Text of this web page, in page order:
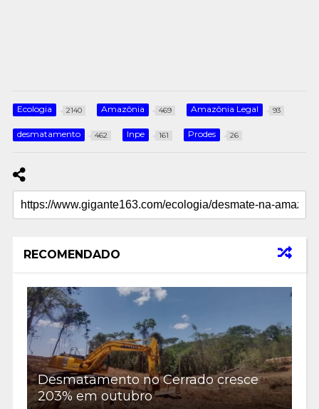
Ecologia 2140 Amazônia 469 Amazônia Legal 93
desmatamento 462 Inpe 161 Prodes 26
RECOMENDADO
Desmatamento no Cerrado cresce
203% em outubro